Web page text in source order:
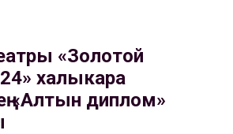
«Золотой
халыкара
«Алтын диплом»